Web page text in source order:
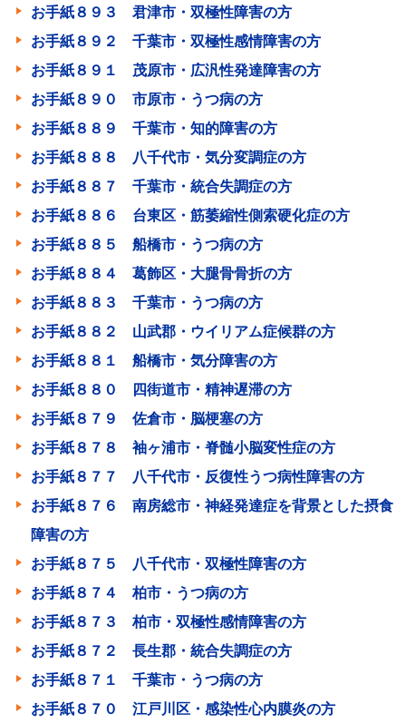
お手紙８９３ 君津市・双極性障害の方
お手紙８９２ 千葉市・双極性感情障害の方
お手紙８９１ 茂原市・広汎性発達障害の方
お手紙８９０ 市原市・うつ病の方
お手紙８８９ 千葉市・知的障害の方
お手紙８８８ 八千代市・気分変調症の方
お手紙８８７ 千葉市・統合失調症の方
お手紙８８６ 台東区・筋萎縮性側索硬化症の方
お手紙８８５ 船橋市・うつ病の方
お手紙８８４ 葛飾区・大腿骨骨折の方
お手紙８８３ 千葉市・うつ病の方
お手紙８８２ 山武郡・ウイリアム症候群の方
お手紙８８１ 船橋市・気分障害の方
お手紙８８０ 四街道市・精神遅滞の方
お手紙８７９ 佐倉市・脳梗塞の方
お手紙８７８ 袖ヶ浦市・脊髄小脳変性症の方
お手紙８７７ 八千代市・反復性うつ病性障害の方
お手紙８７６ 南房総市・神経発達症を背景とした摂食
障害の方
お手紙８７５ 八千代市・双極性障害の方
お手紙８７４ 柏市・うつ病の方
お手紙８７３ 柏市・双極性感情障害の方
お手紙８７２ 長生郡・統合失調症の方
お手紙８７１ 千葉市・うつ病の方
お手紙８７０ 江戸川区・感染性心内膜炎の方